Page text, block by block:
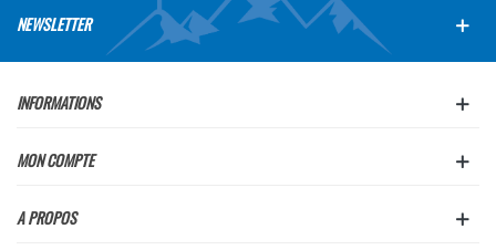
NEWSLETTER
INFORMATIONS
MON COMPTE
A PROPOS